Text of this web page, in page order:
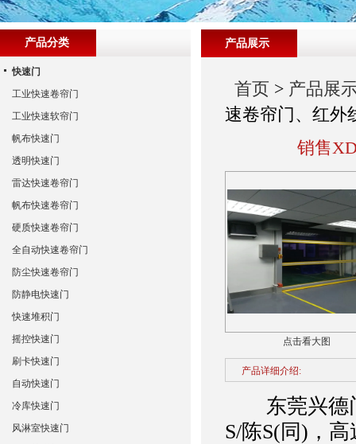
产品展示
首页 > 产品展
速卷帘门、红外
销售
点击看大图
产品详细介绍:
东莞兴德门
S/陈S(同)，
产品分类
快速门
工业快速卷帘门
工业快速软帘门
帆布快速门
透明快速门
雷达快速卷帘门
帆布快速卷帘门
硬质快速卷帘门
全自动快速卷帘门
防尘快速卷帘门
防静电快速门
快速堆积门
摇控快速门
刷卡快速门
自动快速门
冷库快速门
风淋室快速门